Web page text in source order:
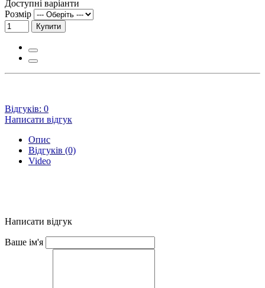
Доступні варіанти
Розмір
Купити
Відгуків: 0
Написати відгук
Опис
Відгуків (0)
Video
Написати відгук
Ваше ім'я